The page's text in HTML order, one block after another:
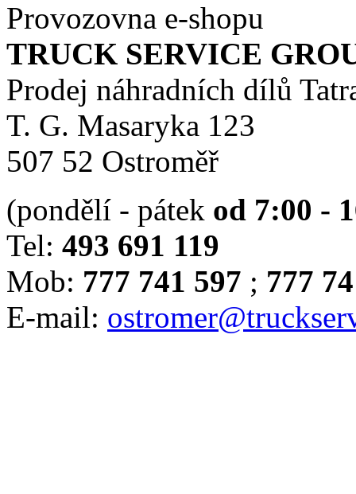
Provozovna e-shopu
TRUCK SERVICE
Prodej náhradních dílů
T. G. Masaryka 123
507 52 Ostroměř
(pondělí - pátek od 7:00 -
Tel: 493 691 119
Mob: 777 741 597 ; 777
E-mail: